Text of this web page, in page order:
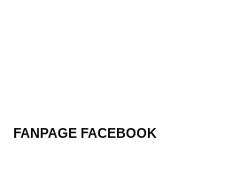
FANPAGE FACEBOOK